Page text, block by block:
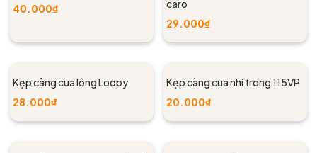
40.000₫
caro
29.000₫
Kẹp càng cua lông Loopy
28.000₫
Kẹp càng cua nhí trong 115VP
20.000₫